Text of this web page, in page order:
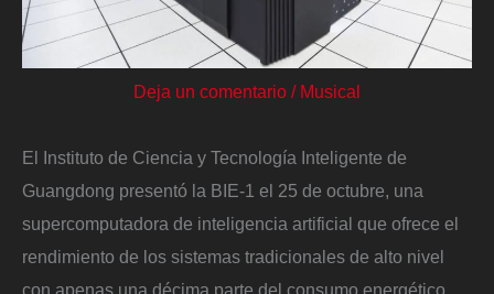
Deja un comentario / Musical
El Instituto de Ciencia y Tecnología Inteligente de
Guangdong presentó la BIE-1 el 25 de octubre, una
supercomputadora de inteligencia artificial que ofrece el
rendimiento de los sistemas tradicionales de alto nivel
con apenas una décima parte del consumo energético,